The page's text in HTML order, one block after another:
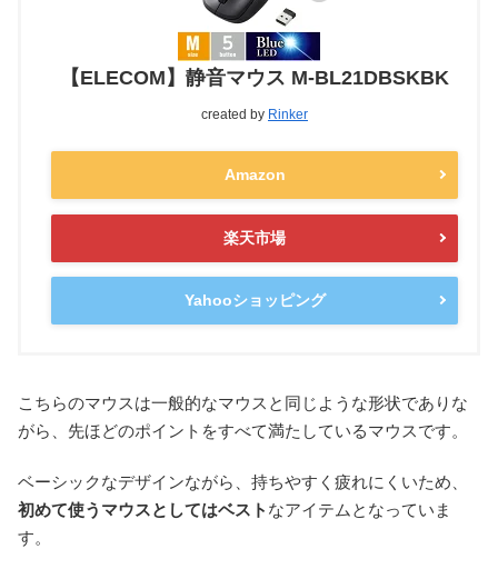
【ELECOM】静音マウス M-BL21DBSKBK
created by Rinker
Amazon
楽天市場
Yahooショッピング
こちらのマウスは一般的なマウスと同じような形状でありな
がら、先ほどのポイントをすべて満たしているマウスです。
ベーシックなデザインながら、持ちやすく疲れにくいため、
初めて使うマウスとしてはベスト なアイテムとなっていま
す。